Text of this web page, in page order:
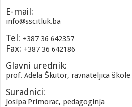
E-mail:
info@sscitluk.ba
Tel: +387 36 642357
Fax: +387 36 642186
Glavni urednik:
prof. Adela Škutor, ravnateljica škole
Suradnici:
Josipa Primorac, pedagoginja